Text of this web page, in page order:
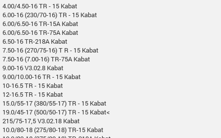
4.00/4.50-16 TR - 15 Kabat
6.00-16 (230/70-16) TR - 15 Kabat
6.00/6.50-16 TR-15A Kabat
6.00/6.50-16 TR-75A Kabat
6.50-16 TR-218A Kabat
7.50-16 (270/75-16) T R - 15 Kabat
7.50-16 (7.00-16) TR-75A Kabat
9.00-16 V3.02.8 Kabat
9.00/10.00-16 TR - 15 Kabat
10-16.5 TR - 15 Kabat
12-16.5 TR - 15 Kabat
15.0/55-17 (380/55-17) TR - 15 Kabat
19.0/45-17 (500/50-17) TR - 15 Kabat<
215/75-17,5 V3.02.18 Kabat
10.0/80-18 (275/80-18) TR-15 Kabat